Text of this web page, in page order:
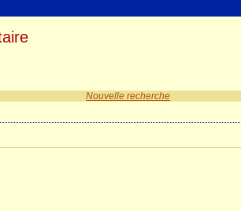
Nouvelle recherche